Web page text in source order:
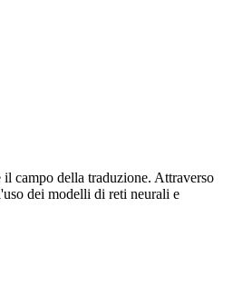
il campo della traduzione. Attraverso
dei modelli di reti neurali e